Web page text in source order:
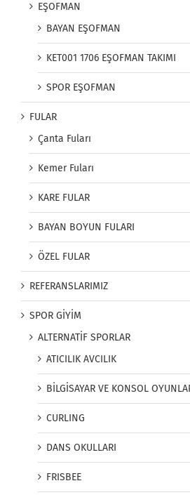
EŞOFMAN
BAYAN EŞOFMAN
KET001 1706 EŞOFMAN TAKIMI
SPOR EŞOFMAN
FULAR
Çanta Fuları
Kemer Fuları
KARE FULAR
BAYAN BOYUN FULARI
ÖZEL FULAR
REFERANSLARIMIZ
SPOR GİYİM
ALTERNATİF SPORLAR
ATICILIK AVCILIK
BİLGİSAYAR VE KONSOL
CURLING
DANS OKULLARI
FRISBEE